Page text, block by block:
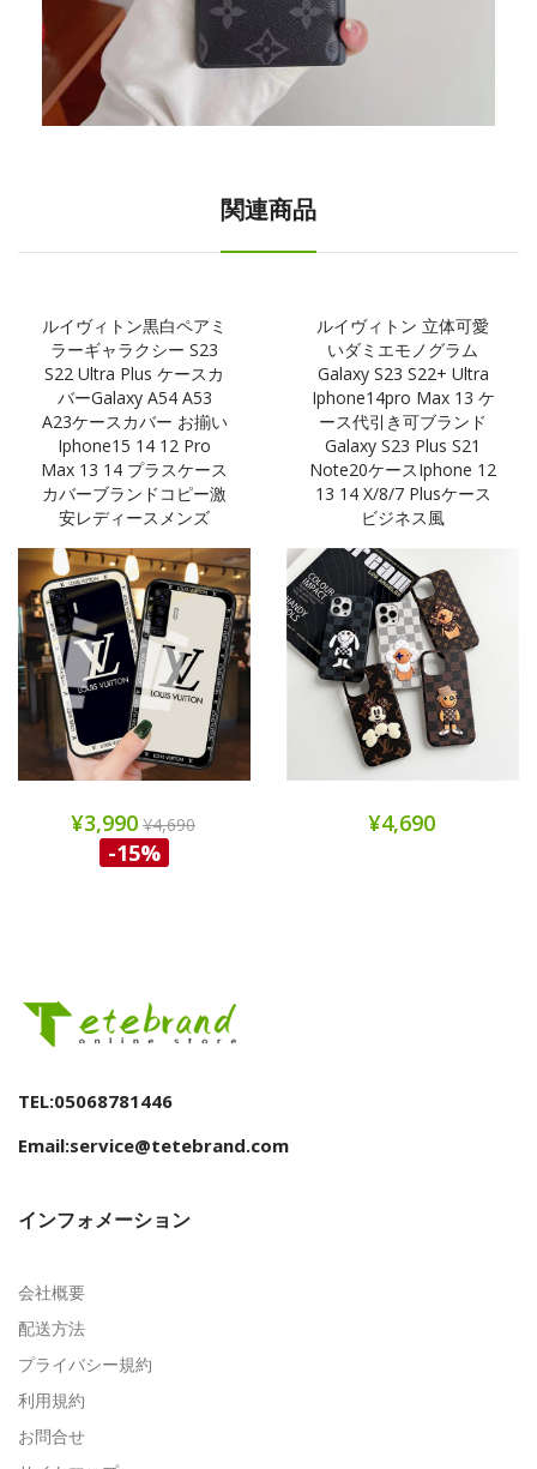
関連商品
ルイヴィトン黒白ペアミ
ラーギャラクシー S23
S22 Ultra Plus ケースカ
バーgalaxy A54 A53
A23ケースカバー お揃い
Iphone15 14 12 Pro
Max 13 14 プラスケース
カバーブランドコピー激
安レディースメンズ
¥3,990 ¥4,690
-15%
ルイヴィトン 立体可愛
いダミエモノグラム
Galaxy S23 S22+ Ultra
Iphone14pro Max 13 ケ
ース代引き可ブランド
Galaxy S23 Plus S21
Note20ケースIphone 12
13 14 X/8/7 Plusケース
ビジネス風
¥4,690
TEL:05068781446
Email:service@tetebrand.com
インフォメーション
会社概要
配送方法
プライバシー規約
利用規約
お問合せ